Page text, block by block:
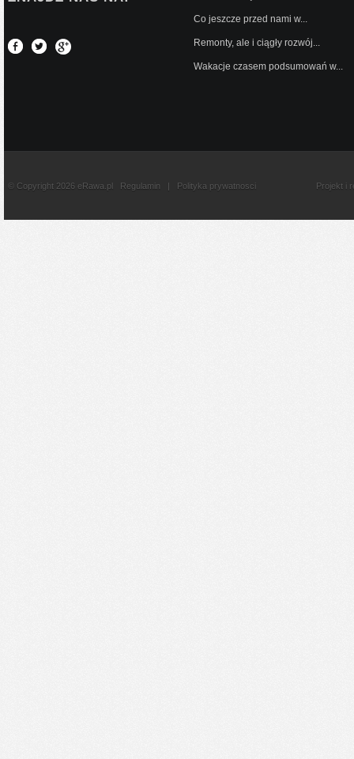
Co jeszcze przed nami w...
Remonty, ale i ciągły rozwój...
Wakacje czasem podsumowań w...
© Copyright 2026 eRawa.pl Regulamin | Polityka prywatnosci Projekt i